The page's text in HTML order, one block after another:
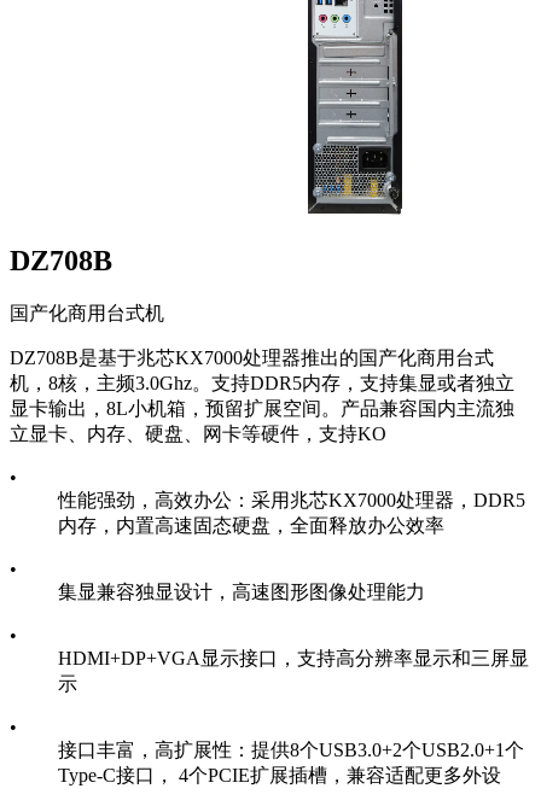
DZ708B
国产化商用台式机
DZ708B是基于兆芯KX7000处理器推出的国产化商用台式
机，8核，主频3.0Ghz。支持DDR5内存，支持集显或者独立
显卡输出，8L小机箱，预留扩展空间。产品兼容国内主流独
立显卡、内存、硬盘、网卡等硬件，支持KO
•
性能强劲，高效办公：采用兆芯KX7000处理器，DDR5
内存，内置高速固态硬盘，全面释放办公效率
•
集显兼容独显设计，高速图形图像处理能力
•
HDMI+DP+VGA显示接口，支持高分辨率显示和三屏显
示
•
接口丰富，高扩展性：提供8个USB3.0+2个USB2.0+1个
Type-C接口， 4个PCIE扩展插槽，兼容适配更多外设